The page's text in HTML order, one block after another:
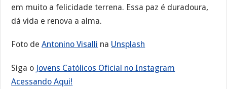
em muito a felicidade terrena. Essa paz é duradoura,
dá vida e renova a alma.
Foto deAntonino Visalli na Unsplash
Siga o Jovens Católicos Oficial no Instagram
Acessando Aqui!